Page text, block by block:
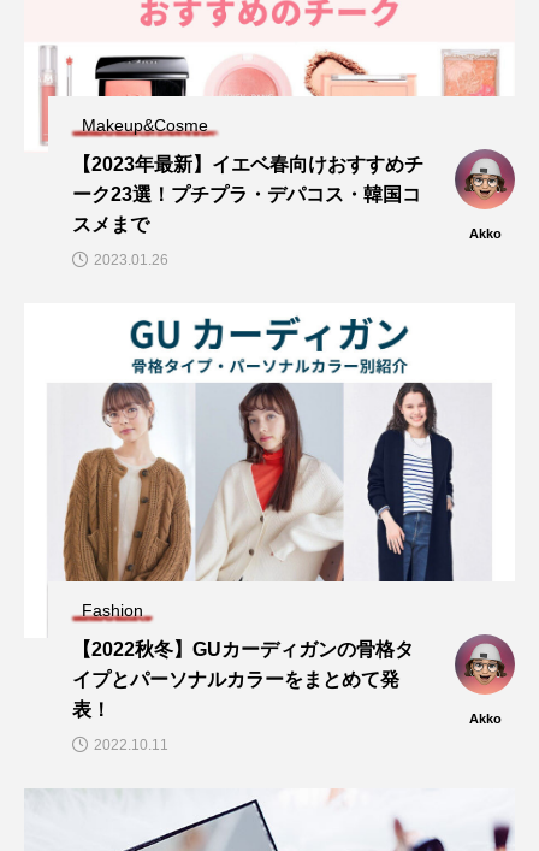
Makeup&Cosme
【2023年最新】イエベ春向けおすすめチ
ーク23選！プチプラ・デパコス・韓国コ
スメまで
Akko
2023.01.26
Fashion
【2022秋冬】GUカーディガンの骨格タ
イプとパーソナルカラーをまとめて発
表！
Akko
2022.10.11